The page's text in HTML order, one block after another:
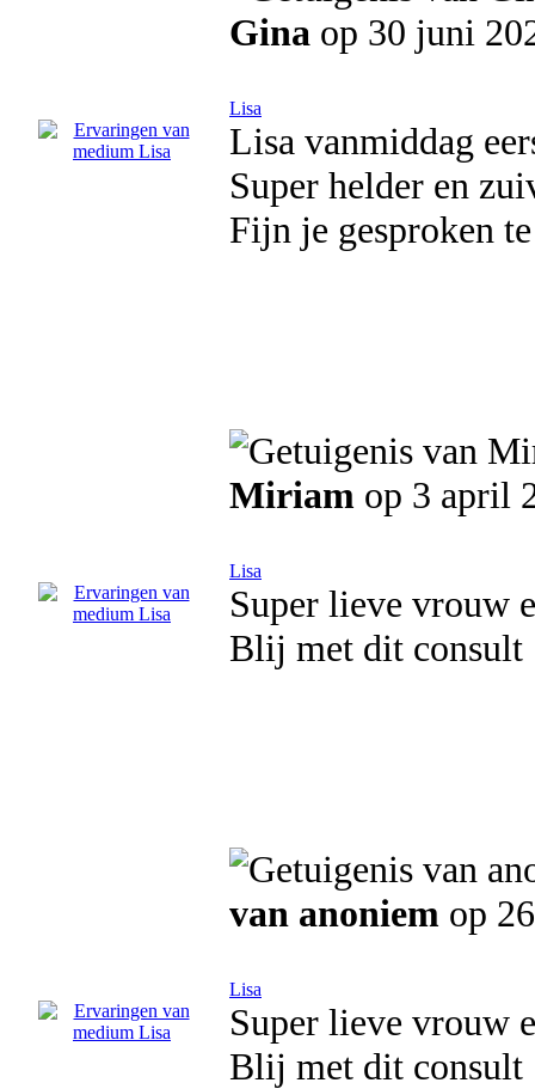
Gina op 30 juni
Lisa
Lisa vanmiddag
Super helder en
Fijn je gesproken
Miriam op 3 april
Lisa
Super lieve vrouw
Blij met dit consult
van anoniem op
Lisa
Super lieve vrouw
Blij met dit consult